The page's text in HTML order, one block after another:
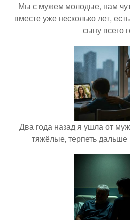
Мы с мужем молодые, нам
вместе уже несколько лет,
сыну всего
Два года назад я ушла от
тяжёлые, терпеть дальше